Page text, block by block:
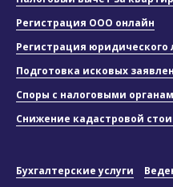
Регистрация ООО онлайн
Регистрация юридического
Подготовка исковых
Споры с налоговыми
Снижение кадастровой
Бухгалтерские услуги